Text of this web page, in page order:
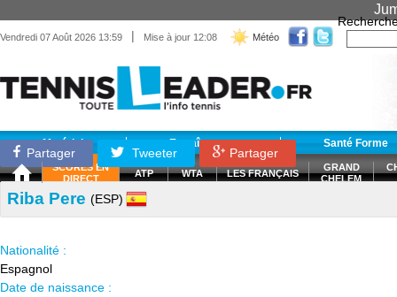
Vendredi 07 Août 2026 13:59 | Mise à jour 12:08 Météo
Matériel Entraînement Santé Forme
SCORES EN
DIRECT
ATP WTA LES FRANÇAIS
GRAND
CHELEM
Partager Tweeter Partager
Riba Pere (ESP)
Nationalité :
Espagnol
Date de naissance :